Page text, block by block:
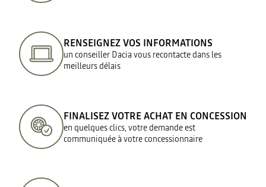
RENSEIGNEZ VOS INFORMATIONS
un conseiller Dacia vous recontacte dans les
meilleurs délais
FINALISEZ VOTRE ACHAT EN CONCESSION
en quelques clics, votre demande est
communiquée à votre concessionnaire